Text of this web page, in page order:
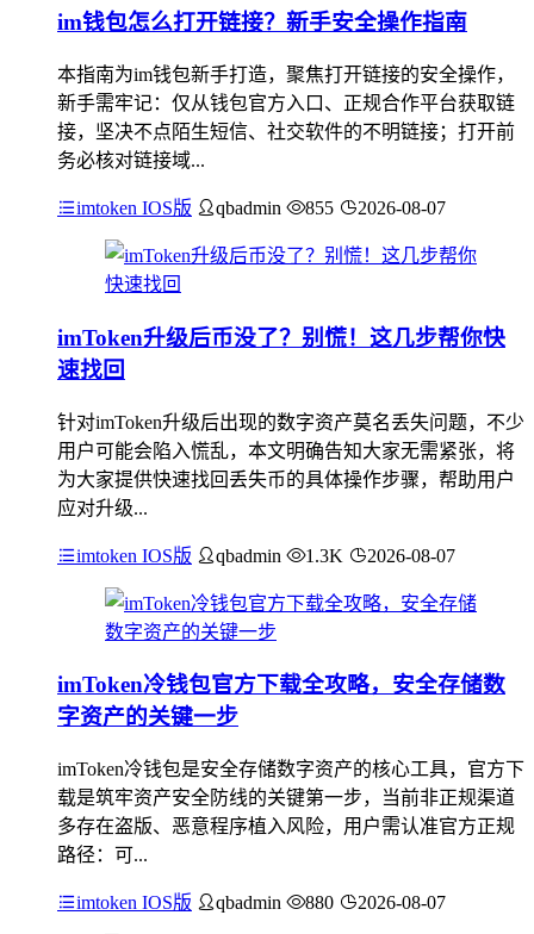
im钱包怎么打开链接？新手安全操作指南
本指南为im钱包新手打造，聚焦打开链接的安全操作，
新手需牢记：仅从钱包官方入口、正规合作平台获取链
接，坚决不点陌生短信、社交软件的不明链接；打开前
务必核对链接域...
imtoken IOS版 qbadmin 855 2026-08-07
imToken升级后币没了？别慌！这几步帮你快
速找回
针对imToken升级后出现的数字资产莫名丢失问题，不少
用户可能会陷入慌乱，本文明确告知大家无需紧张，将
为大家提供快速找回丢失币的具体操作步骤，帮助用户
应对升级...
imtoken IOS版 qbadmin 1.3K 2026-08-07
imToken冷钱包官方下载全攻略，安全存储数
字资产的关键一步
imToken冷钱包是安全存储数字资产的核心工具，官方下
载是筑牢资产安全防线的关键第一步，当前非正规渠道
多存在盗版、恶意程序植入风险，用户需认准官方正规
路径：可...
imtoken IOS版 qbadmin 880 2026-08-07